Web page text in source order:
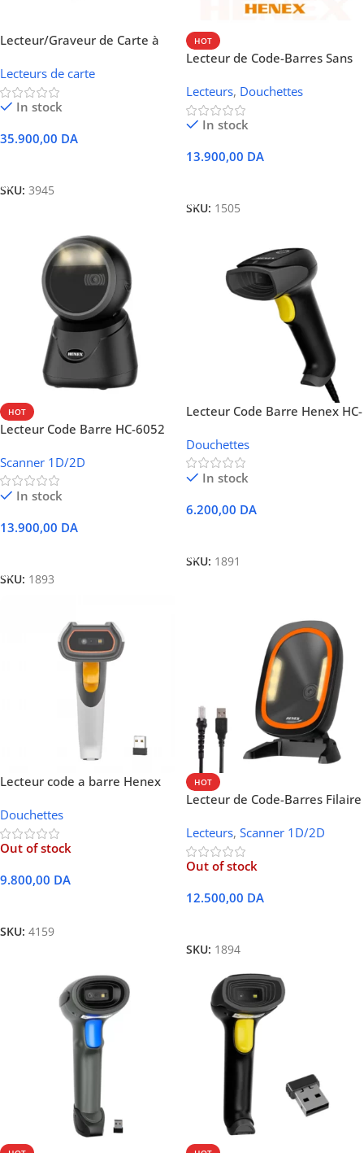
Lecteur/Graveur de Carte à
Lecteurs de carte
In stock
35.900,00 DA
SKU: 3945
HOT
Lecteur de Code-Barres Sans
300R (Bluetooth, Sans Fil 2.4G
& Filaire USB)
Lecteurs, Douchettes
In stock
13.900,00 DA
SKU: 1505
HOT
Lecteur Code Barre HC-6052
Scanner 1D/2D
In stock
13.900,00 DA
SKU: 1893
Lecteur Code Barre Henex HC-
Douchettes
In stock
6.200,00 DA
SKU: 1891
Lecteur code a barre Henex
Douchettes
Out of stock
9.800,00 DA
SKU: 4159
HOT
Lecteur de Code-Barres Filaire
Lecteurs, Scanner 1D/2D
Out of stock
12.500,00 DA
SKU: 1894